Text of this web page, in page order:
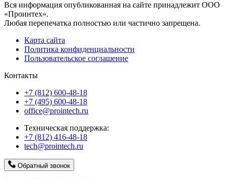
Вся информация опубликованная на сайте принадлежит ООО
«Проинтех».
Любая перепечатка полностью или частично запрещена.
Карта сайта
Политика конфиденциальности
Пользовательское соглашение
Контакты
+7 (812) 600-48-18
+7 (495) 600-48-18
office@prointech.ru
Техническая поддержка:
+7 (812) 416-48-18
tech@prointech.ru
Обратный звонок